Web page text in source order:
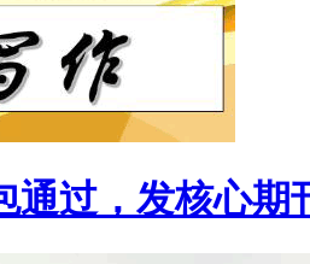
通过，发核心期